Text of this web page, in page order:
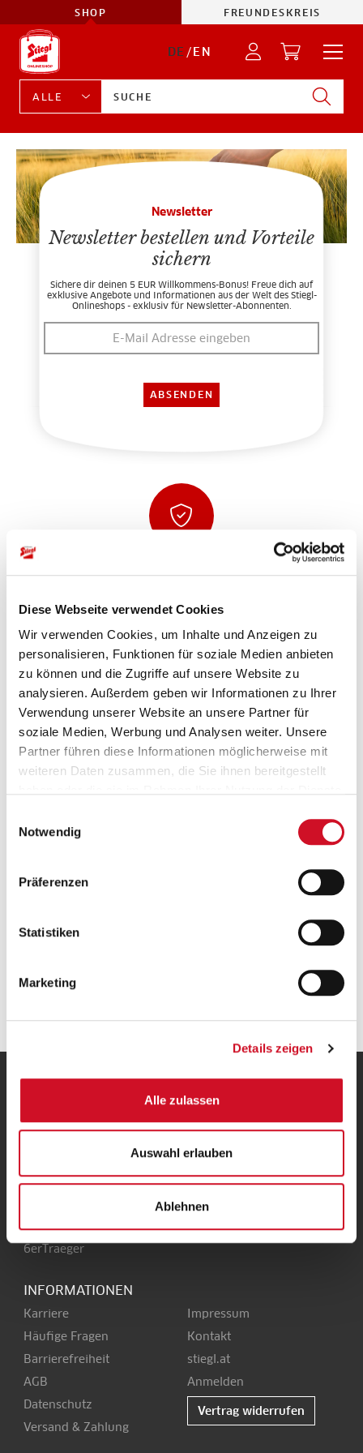
Diese Webseite verwendet Cookies
Wir verwenden Cookies, um Inhalte und Anzeigen zu
personalisieren, Funktionen für soziale Medien anbieten
zu können und die Zugriffe auf unsere Website zu
analysieren. Außerdem geben wir Informationen zu Ihrer
Verwendung unserer Website an unsere Partner für
soziale Medien, Werbung und Analysen weiter. Unsere
Partner führen diese Informationen möglicherweise mit
weiteren Daten zusammen, die Sie ihnen bereitgestellt
Notwendig
Präferenzen
Statistiken
Marketing
Details zeigen
Alle zulassen
Auswahl erlauben
Ablehnen
SHOP FREUNDESKREIS
DE/EN
Newsletter
Newsletter bestellen und Vorteile
sichern
Sichere dir deinen 5 EUR Willkommens-Bonus! Freue dich auf
exklusive Angebote und Informationen aus der Welt des Stiegl-
Onlineshops - exklusiv für Newsletter-Abonnenten.
Sicher einkaufen und bezahlen
Ab einem Bestellwert von 50 Euro wird deine
Bestellung innerhalb Österreichs gratis versendet.
UNSERE HEIMAT
Kendlerstraße 1
+43 50 1492-0
office@stiegl.at
SERVICE
6erTraeger
INFORMATIONEN
Karriere
Häufige Fragen
Barrierefreiheit
AGB
Datenschutz
Versand & Zahlung
Impressum
Kontakt
stiegl.at
Anmelden
Vertrag widerrufen